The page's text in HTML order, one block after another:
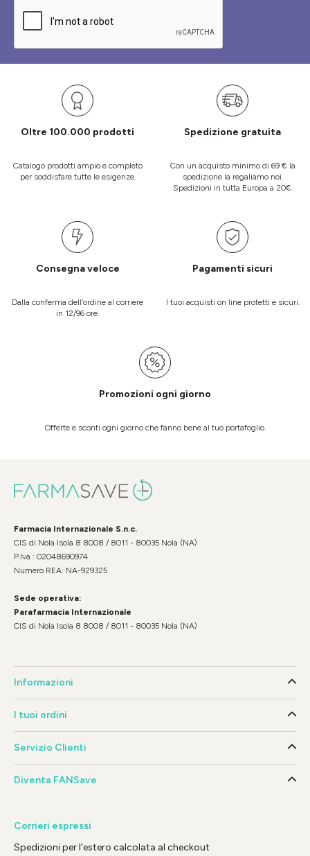
Oltre 100.000 prodotti
Catalogo prodotti ampio e completo
per soddisfare tutte le esigenze.
Spedizione gratuita
Con un acquisto minimo di 69 € la
spedizione la regaliamo noi.
Spedizioni in tutta Europa a 20€.
Consegna veloce
Dalla conferma dell’ordine al corriere
in 12/96 ore.
Pagamenti sicuri
I tuoi acquisti on line protetti e sicuri.
Promozioni ogni giorno
Offerte e sconti ogni giorno che fanno bene al tuo portafoglio.
Farmacia Internazionale S.n.c.
CIS di Nola Isola 8 8008 / 8011 - 80035 Nola (NA)
P.Iva : 02048690974
Numero REA: NA-929325
Sede operativa:
Parafarmacia Internazionale
CIS di Nola Isola 8 8008 / 8011 - 80035 Nola (NA)
Informazioni
I tuoi ordini
Servizio Clienti
Diventa FANSave
Corrieri espressi
Spedizioni per l'estero calcolata al checkout